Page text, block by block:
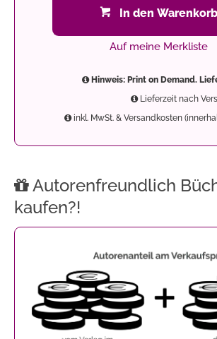
In den Warenkorb
Auf meine Merkliste
Hinweis: Print on Demand.
Lieferzeit nach
inkl. MwSt. & Versandkosten
Autorenfreundlich
kaufen?!